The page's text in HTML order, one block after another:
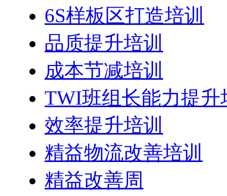
6S样板区打造培训
品质提升培训
成本节减培训
TWI班组长能力提升
效率提升培训
精益物流改善培训
精益改善周